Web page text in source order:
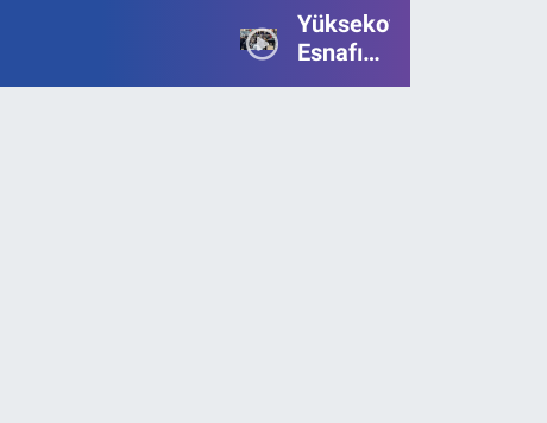
Bilgi
Yarışmasının
Birincisi
Yüksekova
Esnafı
Bayrama